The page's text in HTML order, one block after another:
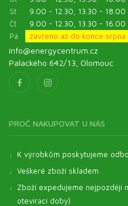
St
9.00 - 12.30, 13.30 - 18.00
Čt
9.00 - 12.30, 13.30 - 16.00
Pá
zavřeno až do konce srpna
info@energycentrum.cz
Palackého 642/13, Olomouc
PROČ NAKUPOVAT U NÁS
K výrobkům poskytujeme
Veškeré zboží skladem
Zboží expedujeme nejpozději
otevírací doby)